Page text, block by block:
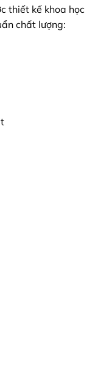
thiết kế khoa học
chất lượng: